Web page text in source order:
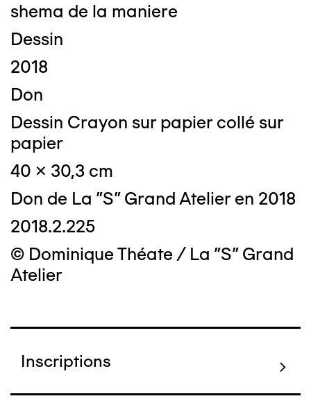
shema de la maniere
Dessin
2018
Don
Dessin Crayon sur papier collé sur
papier
40 x 30,3 cm
Don de La "S" Grand Atelier en 2018
2018.2.225
© Dominique Théate / La "S" Grand
Atelier
Inscriptions